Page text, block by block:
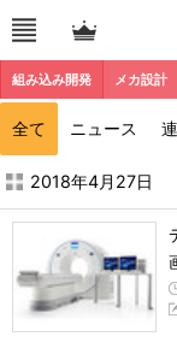
組み込み開発 メカ設計
全て ニュース
2018年4月の記事
2018年4月27日